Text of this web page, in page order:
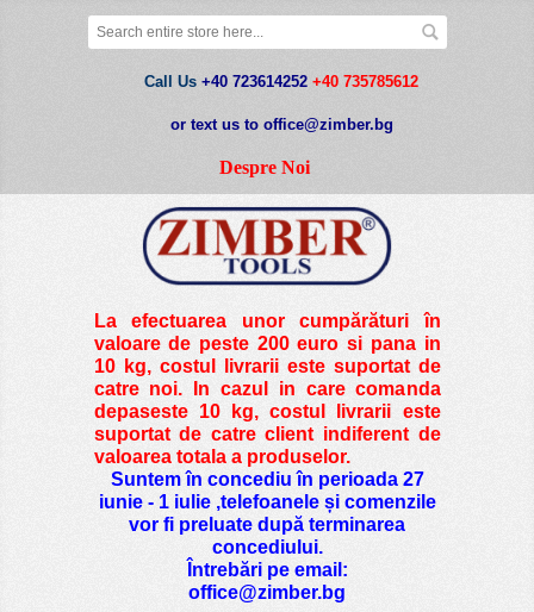
Call Us +40 723614252 +40 735785612
or text us to office@zimber.bg
Despre Noi
La efectuarea unor cumpărături în
valoare de peste200 euro si pana in
10 kg, costul livrarii este suportat de
catre noi. In cazul in care comanda
depaseste 10 kg, costul livrarii este
suportat de catre client indiferent de
valoarea totala a produselor.
Suntem în concediu în perioada 27
iunie - 1 iulie ,telefoanele și comenzile
vor fi preluate după terminarea
concediului.
Întrebări pe email:
office@zimber.bg